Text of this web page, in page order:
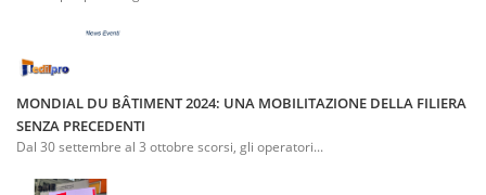
MONDIAL DU BÂTIMENT 2024: UNA MOBILITAZIONE DELLA FILIERA
SENZA PRECEDENTI
Dal 30 settembre al 3 ottobre scorsi, gli operatori...